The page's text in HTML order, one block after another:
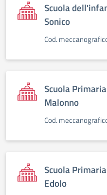
Scuola
Sonico
Cod.
Scuola
Malonno
Cod.
Scuola
Edolo